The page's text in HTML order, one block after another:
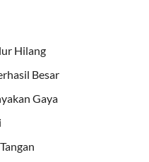
Hilang
Besar
Gaya